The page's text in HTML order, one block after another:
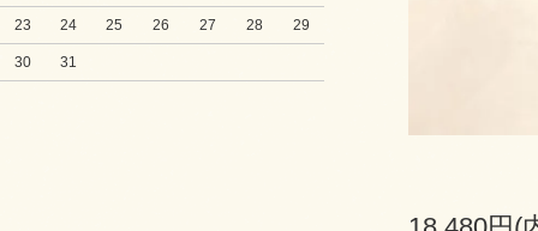
23 24 25 26 27 28 29
30 31